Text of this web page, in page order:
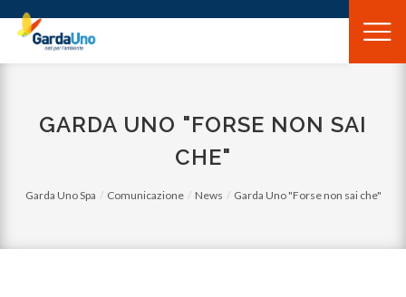
Gardauno
Spa
GARDA UNO "FORSE NON SAI
CHE"
Garda Uno Spa Comunicazione News Garda Uno "Forse non sai che"